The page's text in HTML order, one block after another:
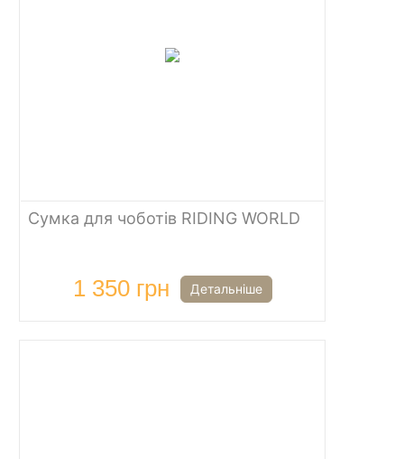
Сумка для чоботів RIDING WORLD
1 350 грн Детальніше